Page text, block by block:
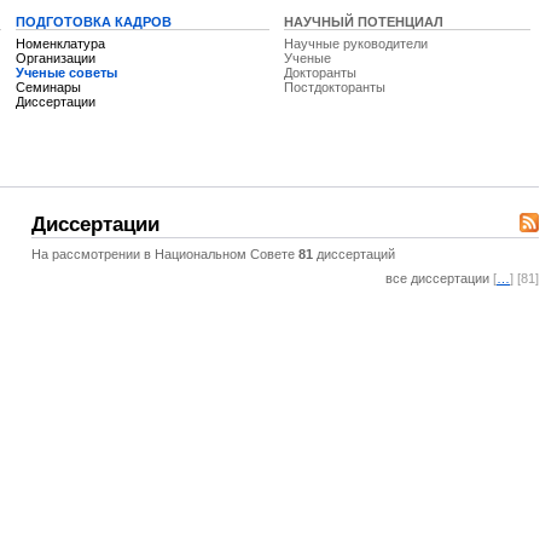
ПОДГОТОВКА КАДРОВ
Номенклатура
Организации
Ученые советы
Семинары
Диссертации
НАУЧНЫЙ ПОТЕНЦИАЛ
Научные руководители
Ученые
Докторанты
Постдокторанты
Диссертации
На рассмотрении в Национальном Совете 81 диссертаций
все диссертации [ ] [81]